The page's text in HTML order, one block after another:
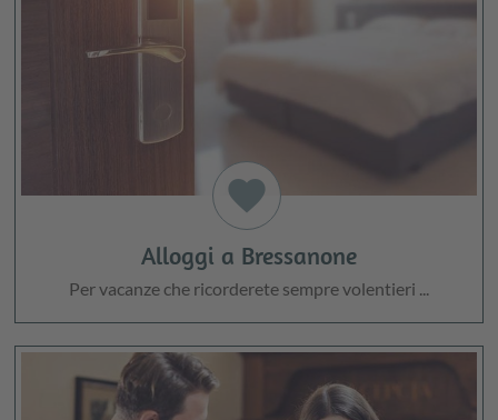
favorite
Alloggi a Bressanone
Per vacanze che ricorderete sempre volentieri ...